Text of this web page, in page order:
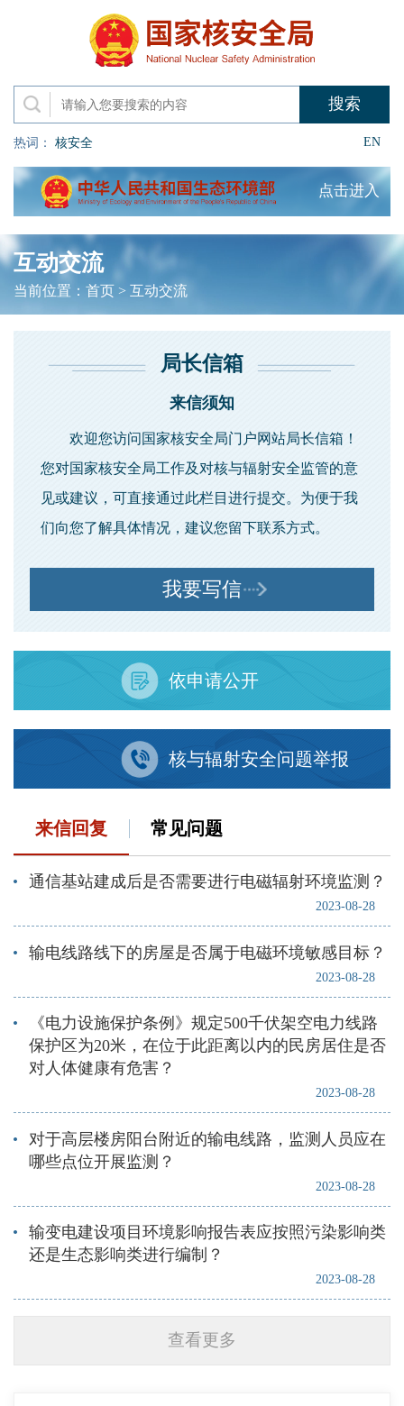
热词： 核安全 EN
点击进入
互动交流
当前位置： 首页> 互动交流
局长信箱
来信须知
欢迎您访问国家核安全局门户网站局长信箱！
您对国家核安全局工作及对核与辐射安全监管的意
见或建议，可直接通过此栏目进行提交。为便于我
们向您了解具体情况，建议您留下联系方式。
我要写信
依申请公开
核与辐射安全问题举报
来信回复 常见问题
通信基站建成后是否需要进行电磁辐射环境监测？
2023-08-28
输电线路线下的房屋是否属于电磁环境敏感目标？
2023-08-28
《电力设施保护条例》规定500千伏架空电力线路
保护区为20米，在位于此距离以内的民房居住是否
对人体健康有危害？
2023-08-28
对于高层楼房阳台附近的输电线路，监测人员应在
哪些点位开展监测？
2023-08-28
输变电建设项目环境影响报告表应按照污染影响类
还是生态影响类进行编制？
2023-08-28
查看更多